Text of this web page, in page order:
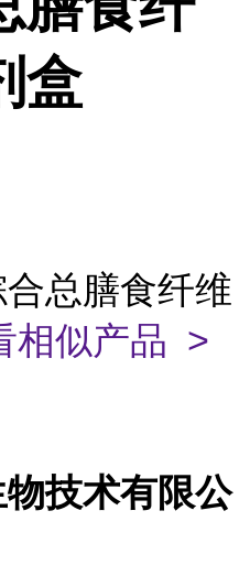
盒
总膳食纤维
相似产品 >
技术有限公